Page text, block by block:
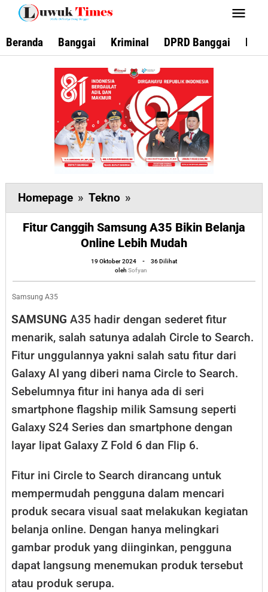
Lewati
konten
Beranda Banggai Kriminal DPRD Banggai
Homepage » Tekno »
Canggih
Samsung
A35
Bikin
Belanja
Lebih
Mudah
Fitur Canggih Samsung A35 Bikin Belanja
Online Lebih Mudah
19 Oktober 2024
oleh
Sofyan
-
36 Dilihat
oleh Sofyan
Samsung A35
SAMSUNG A35 hadir dengan sederet fitur
menarik, salah satunya adalah Circle to Search.
Fitur unggulannya yakni salah satu fitur dari
Galaxy AI yang diberi nama Circle to Search.
Sebelumnya fitur ini hanya ada di seri
smartphone flagship milik Samsung seperti
Galaxy S24 Series dan smartphone dengan
layar lipat Galaxy Z Fold 6 dan Flip 6.
Fitur ini Circle to Search dirancang untuk
mempermudah pengguna dalam mencari
produk secara visual saat melakukan kegiatan
belanja online. Dengan hanya melingkari
gambar produk yang diinginkan, pengguna
dapat langsung menemukan produk tersebut
atau produk serupa.